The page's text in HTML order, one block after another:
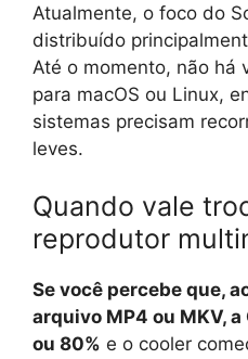
Atualmente, o foco do
distribuído
Até o momento, não há
para macOS ou Linux,
sistemas precisam
leves.
Quando vale
reprodutor
Se você percebe que,
arquivo MP4 ou MKV,
ou 80% e o cooler